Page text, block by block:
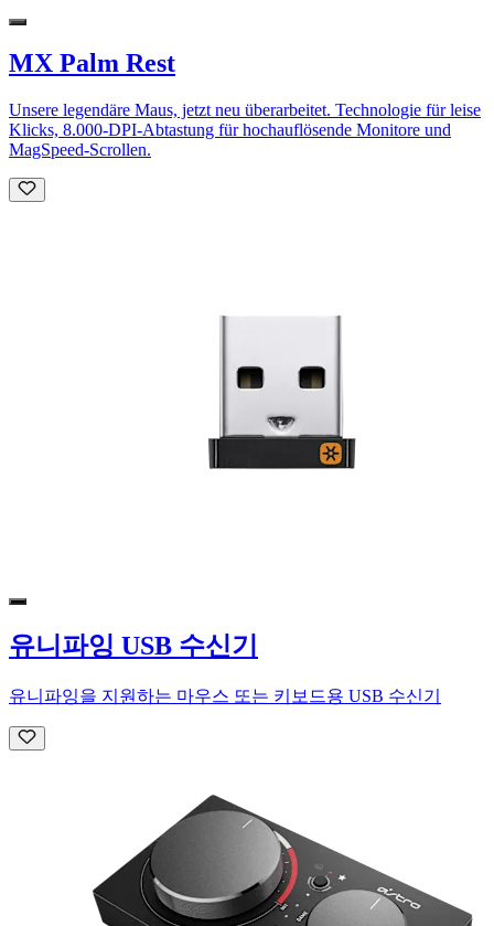
MX Palm Rest
Unsere legendäre Maus, jetzt neu überarbeitet. Technologie für leise
Klicks, 8.000-DPI-Abtastung für hochauflösende Monitore und
MagSpeed-Scrollen.
유니파잉 USB 수신기
유니파잉을 지원하는 마우스 또는 키보드용 USB 수신기